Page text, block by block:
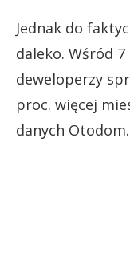
Jednak do
daleko. Wśród
deweloperzy
proc. więcej
danych Otodom.